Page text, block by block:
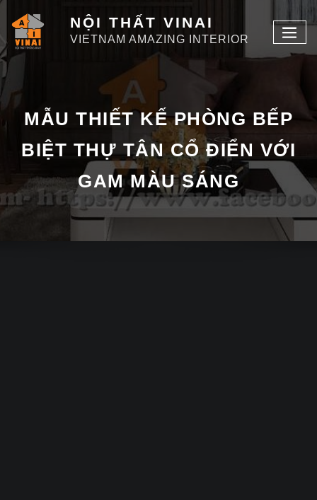
NỘI THẤT VINAI
VIETNAM AMAZING INTERIOR
MẪU THIẾT KẾ PHÒNG BẾP
BIỆT THỰ TÂN CỔ ĐIỂN VỚI
GAM MÀU SÁNG